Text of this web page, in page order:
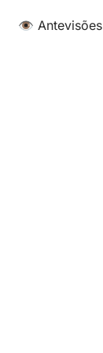
👁 Antevisões